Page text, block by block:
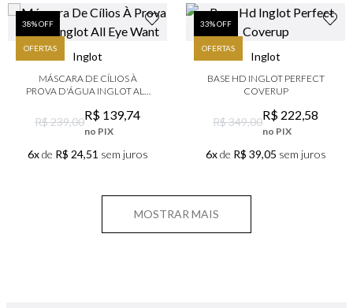
38% OFF
OFERTAS
Inglot
MÁSCARA DE CÍLIOS À
PROVA D'ÁGUA INGLOT ALL
R$ 239,00R$ 139,74
no PIX
6xde R$ 24,51 sem juros
33% OFF
OFERTAS
Inglot
BASE HD INGLOT PERFECT
COVERUP
R$ 349,00R$ 222 58
no PIX
6xde R$ 39,05 sem juros
MOSTRAR MAIS